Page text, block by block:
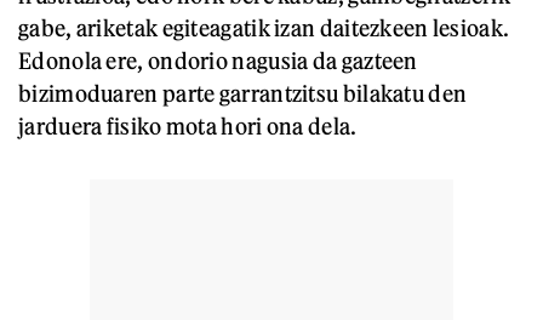
gabe, ariketak egiteagatik izan daitezkeen lesioak.
Edonola ere, ondorio nagusia da gazteen
bizimoduaren parte garrantzitsu bilakatu den
jarduera fisiko mota hori ona dela.